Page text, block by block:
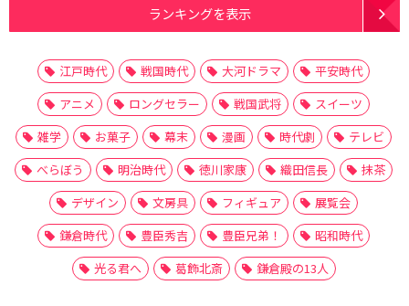
ランキングを表示
江戸時代 戦国時代 大河ドラマ
平安時代
アニメ
ロングセラー 戦国武将
スイーツ
雑学
お菓子 幕末 漫画 時代劇
テレビ
べらぼう
明治時代 徳川家康 織田信長
抹茶
デザイン
文房具 フィギュア
展覧会
鎌倉時代
豊臣秀吉 豊臣兄弟！
昭和時代
光る君へ
葛飾北斎 鎌倉殿の13人